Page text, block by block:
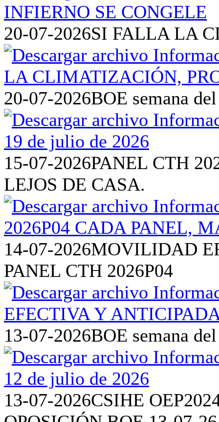
20-07-2026SI FALLA LA
20-07-2026BOE semana
15-07-2026PANEL CTH
LEJOS DE CASA.
14-07-2026MOVILIDAD
PANEL CTH 2026P04
13-07-2026BOE semana
13-07-2026CSIHE